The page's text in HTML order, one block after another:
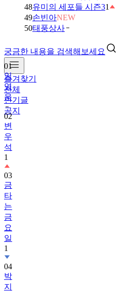
48유미의 세포들 시즌31
49손빈아NEW
50태풍상사
궁금한 내용을 검색해보세요
즐겨찾기
전체
인기글
공지
01
임
영
웅
02
변
우
석
1
03
금
타
는
금
요
일
1
04
박
지